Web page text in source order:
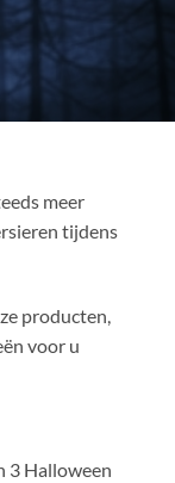
meer
tijdens
producten,
voor u
3 Halloween